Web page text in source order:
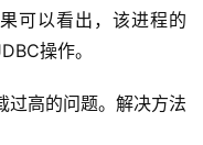
可以看出，该进程的
操作。
过高的问题。解决方法